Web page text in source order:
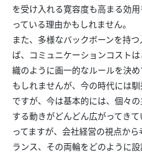
を受け入れる寛容度も高まる効
っている理由かもしれません。
また、多様なバックボーンを持
ば、コミュニケーションコスト
織のように画一的なルールを決
もしれませんが、今の時代には
ですが、今は基本的には、個々
する動きがどんどん広がってき
ってますが、会社経営の視点か
ランス、その両輪をどのように